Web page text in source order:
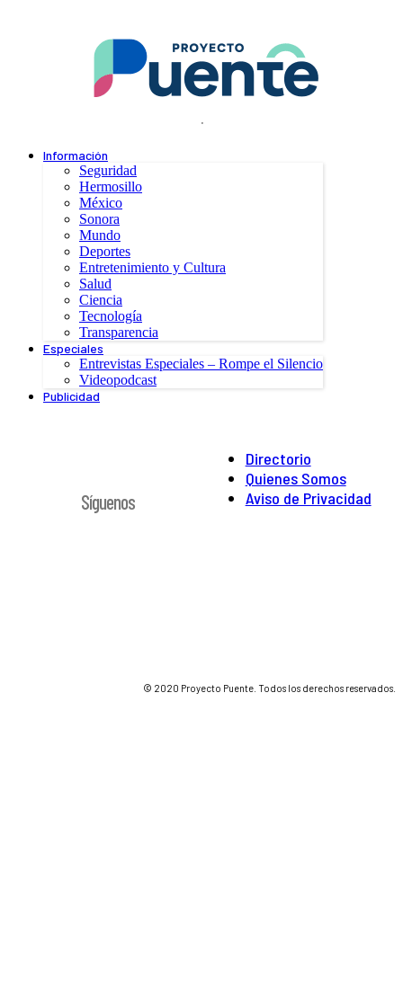
.
Información
Seguridad
Hermosillo
México
Sonora
Mundo
Deportes
Entretenimiento y Cultura
Salud
Ciencia
Tecnología
Transparencia
Especiales
Entrevistas Especiales – Rompe el Silencio
Videopodcast
Publicidad
Directorio
Quienes Somos
Aviso de Privacidad
Síguenos
© 2020 Proyecto Puente. Todos los derechos reservados.